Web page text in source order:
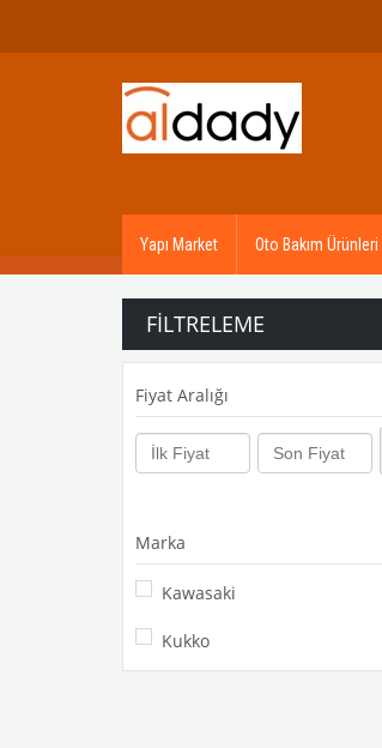
Yapı Market Oto Bakım Ürünleri
FILTRELEME
Fiyat Aralığı
Marka
Kawasaki
Kukko